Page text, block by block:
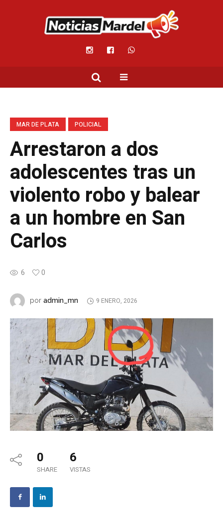
MAR DE PLATA POLICIAL
Arrestaron a dos
adolescentes tras un
violento robo y balear
a un hombre en San
Carlos
6 0
por admin_mn 9 ENERO, 2026
0
SHARE
6
VISTAS